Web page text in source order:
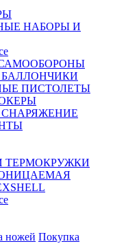
НАБОРЫ И
ПИСТОЛЕТЫ
ТЕРМОКРУЖКИ
ножей Покупка